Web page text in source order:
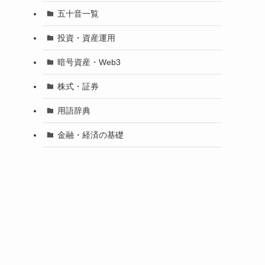
五十音一覧
投資・資産運用
暗号資産・Web3
株式・証券
用語辞典
金融・経済の基礎